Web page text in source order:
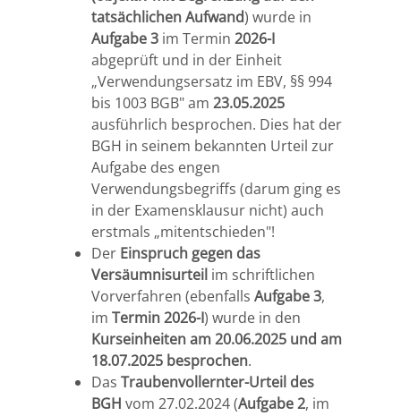
tatsächlichen Aufwand) wurde in
Aufgabe 3 im Termin2026-I
abgeprüft und in der Einheit
„Verwendungsersatz im EBV, §§ 994
bis 1003 BGB" am23.05.2025
ausführlich besprochen. Dies hat der
BGH in seinem bekannten Urteil zur
Aufgabe des engen
Verwendungsbegriffs (darum ging es
in der Examensklausur nicht) auch
erstmals „mitentschieden"!
Der Einspruch gegen das
Versäumnisurteil im schriftlichen
Vorverfahren (ebenfallsAufgabe 3,
imTermin 2026-I) wurde in den
Kurseinheiten am 20.06.2025 und am
18.07.2025 besprochen.
DasTraubenvollernter-Urteil des
BGH vom 27.02.2024 (Aufgabe 2, im